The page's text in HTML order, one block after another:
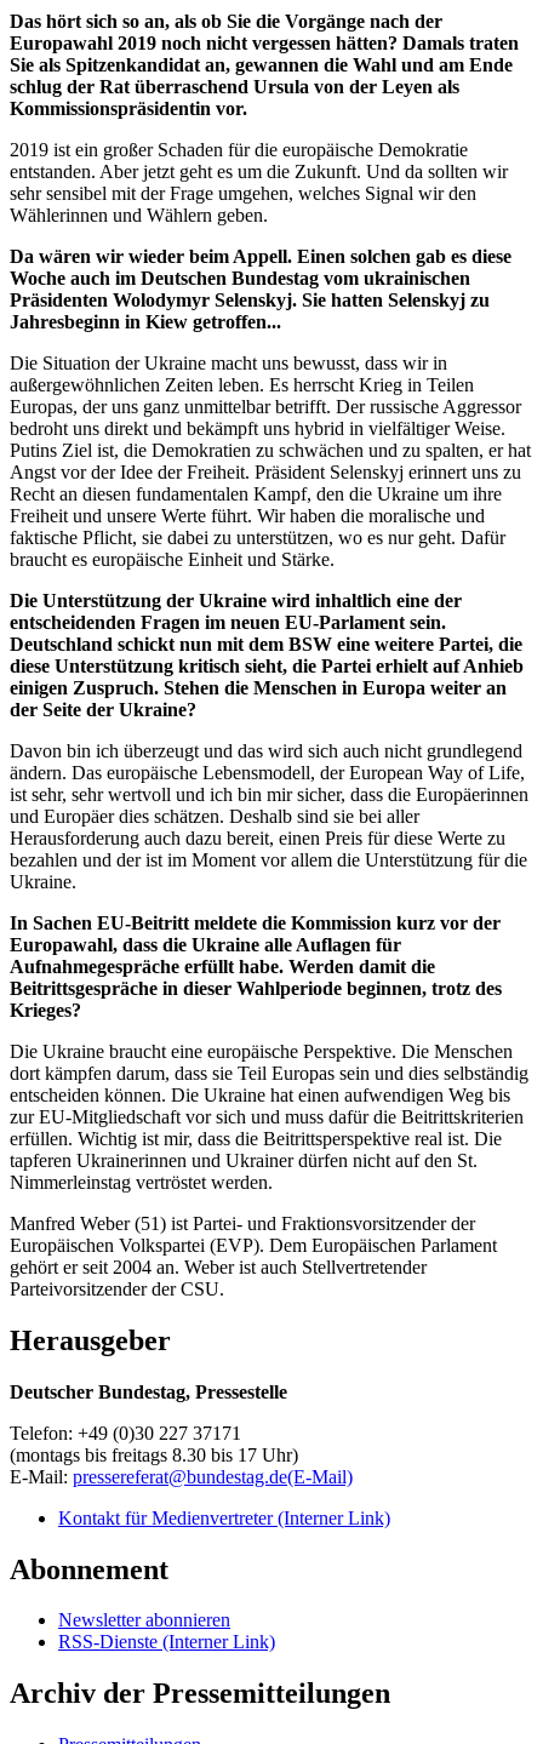
Das hört sich so an, als ob Sie die Vorgänge nach der
Europawahl 2019 noch nicht vergessen hätten? Damals traten
Sie als Spitzenkandidat an, gewannen die Wahl und am Ende
schlug der Rat überraschend Ursula von der Leyen als
Kommissionspräsidentin vor.
2019 ist ein großer Schaden für die europäische Demokratie
entstanden. Aber jetzt geht es um die Zukunft. Und da sollten wir
sehr sensibel mit der Frage umgehen, welches Signal wir den
Wählerinnen und Wählern geben.
Da wären wir wieder beim Appell. Einen solchen gab es diese
Woche auch im Deutschen Bundestag vom ukrainischen
Präsidenten Wolodymyr Selenskyj. Sie hatten Selenskyj zu
Jahresbeginn in Kiew getroffen...
Die Situation der Ukraine macht uns bewusst, dass wir in
außergewöhnlichen Zeiten leben. Es herrscht Krieg in Teilen
Europas, der uns ganz unmittelbar betrifft. Der russische Aggressor
bedroht uns direkt und bekämpft uns hybrid in vielfältiger Weise.
Putins Ziel ist, die Demokratien zu schwächen und zu spalten, er hat
Angst vor der Idee der Freiheit. Präsident Selenskyj erinnert uns zu
Recht an diesen fundamentalen Kampf, den die Ukraine um ihre
Freiheit und unsere Werte führt. Wir haben die moralische und
faktische Pflicht, sie dabei zu unterstützen, wo es nur geht. Dafür
braucht es europäische Einheit und Stärke.
Die Unterstützung der Ukraine wird inhaltlich eine der
entscheidenden Fragen im neuen EU-Parlament sein.
Deutschland schickt nun mit dem BSW eine weitere Partei, die
diese Unterstützung kritisch sieht, die Partei erhielt auf Anhieb
einigen Zuspruch. Stehen die Menschen in Europa weiter an
der Seite der Ukraine?
Davon bin ich überzeugt und das wird sich auch nicht grundlegend
ändern. Das europäische Lebensmodell, der European Way of Life,
ist sehr, sehr wertvoll und ich bin mir sicher, dass die Europäerinnen
und Europäer dies schätzen. Deshalb sind sie bei aller
Herausforderung auch dazu bereit, einen Preis für diese Werte zu
bezahlen und der ist im Moment vor allem die Unterstützung für die
Ukraine.
In Sachen EU-Beitritt meldete die Kommission kurz vor der
Europawahl, dass die Ukraine alle Auflagen für
Aufnahmegespräche erfüllt habe. Werden damit die
Beitrittsgespräche in dieser Wahlperiode beginnen, trotz des
Krieges?
Die Ukraine braucht eine europäische Perspektive. Die Menschen
dort kämpfen darum, dass sie Teil Europas sein und dies selbständig
entscheiden können. Die Ukraine hat einen aufwendigen Weg bis
zur EU-Mitgliedschaft vor sich und muss dafür die Beitrittskriterien
erfüllen. Wichtig ist mir, dass die Beitrittsperspektive real ist. Die
tapferen Ukrainerinnen und Ukrainer dürfen nicht auf den St.
Nimmerleinstag vertröstet werden.
Manfred Weber (51) ist Partei- und Fraktionsvorsitzender der
Europäischen Volkspartei (EVP). Dem Europäischen Parlament
gehört er seit 2004 an. Weber ist auch Stellvertretender
Parteivorsitzender der CSU.
Herausgeber
Deutscher Bundestag, Pressestelle
Telefon: +49 (0)30 227 37171
(montags bis freitags 8.30 bis 17 Uhr)
E-Mail: pressereferat@bundestag.de(E-Mail)
Kontakt für Medienvertreter(Interner Link)
Abonnement
Newsletter abonnieren
RSS-Dienste (Interner Link)
Archiv der Pressemitteilungen